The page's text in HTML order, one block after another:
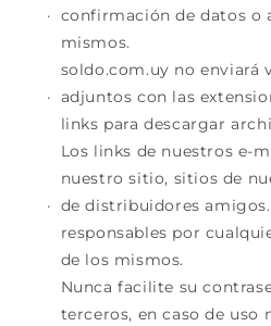
confirmación de datos o
mismos.
soldo.com.uy no enviará
adjuntos con las
links para descargar
Los links de nuestros e-
nuestro sitio, sitios de
de distribuidores
responsables por
de los mismos.
Nunca facilite su
terceros, en caso de uso